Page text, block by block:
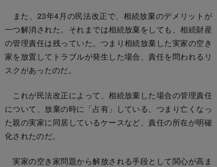
また、23年4月の民法改正で、相続放棄のデメリットが
一つ解消された。それまでは相続放棄をしても、相続財産
の管理責任は残っていた。つまり相続放棄した実家の空き
家を放置してトラブルが発生した場合、責任を問われるリ
スクがあったのだ。
これが民法改正によって、相続放棄した場合の管理責任
について、放棄の時に「占有」している、つまり亡くなっ
た親の実家に同居しているケースなど、責任の所在が明確
化されたのだ。
実家の空き家問題から解放される手段として関心が高ま